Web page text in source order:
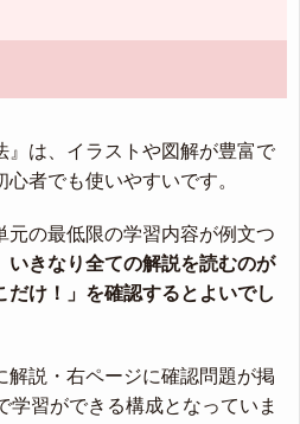
』は、イラストや図解が豊富で
者でも使いやすいです。
元の最低限の学習内容が例文つ
いきなり全ての解説を読むのが
け！」を確認するとよいでし
解説・右ページに確認問題が掲
学習ができる構成となっていま